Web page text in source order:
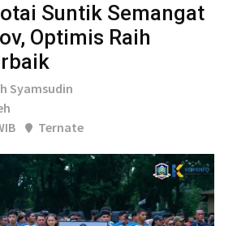
Suntik Semangat
Optimis Raih
Syamsudin
Ternate